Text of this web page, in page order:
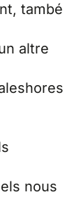
també
altre
nous